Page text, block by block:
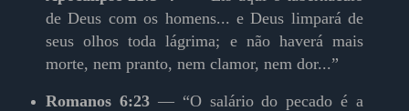
de Deus com os homens... e Deus limpará de
seus olhos toda lágrima; e não haverá mais
morte, nem pranto, nem clamor, nem dor...”
Romanos 6:23— “O salário do pecado é a